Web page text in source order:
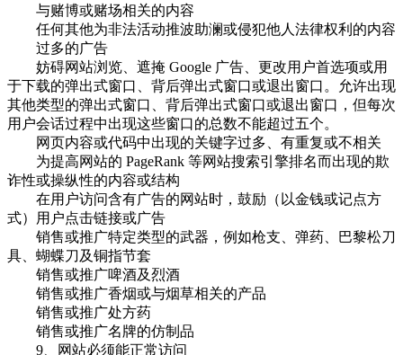
与赌博或赌场相关的内容
任何其他为非法活动推波助澜或侵犯他人法律权利的内容
过多的广告
妨碍网站浏览、遮掩 Google 广告、更改用户首选项或用
于下载的弹出式窗口、背后弹出式窗口或退出窗口。允许出现
其他类型的弹出式窗口、背后弹出式窗口或退出窗口，但每次
用户会话过程中出现这些窗口的总数不能超过五个。
网页内容或代码中出现的关键字过多、有重复或不相关
为提高网站的 PageRank 等网站搜索引擎排名而出现的欺
诈性或操纵性的内容或结构
在用户访问含有广告的网站时，鼓励（以金钱或记点方
式）用户点击链接或广告
销售或推广特定类型的武器，例如枪支、弹药、巴黎松刀
具、蝴蝶刀及铜指节套
销售或推广啤酒及烈酒
销售或推广香烟或与烟草相关的产品
销售或推广处方药
销售或推广名牌的仿制品
9、网站必须能正常访问